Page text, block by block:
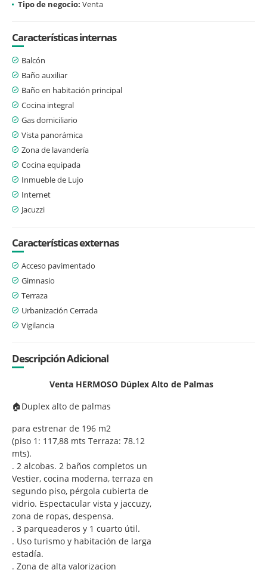
Tipo de negocio: Venta
Características internas
Balcón
Baño auxiliar
Baño en habitación principal
Cocina integral
Gas domiciliario
Vista panorámica
Zona de lavandería
Cocina equipada
Inmueble de Lujo
Internet
Jacuzzi
Características externas
Acceso pavimentado
Gimnasio
Terraza
Urbanización Cerrada
Vigilancia
Descripción Adicional
Venta HERMOSO Dúplex Alto de Palmas
🏠Duplex alto de palmas
para estrenar de 196 m2
(piso 1: 117,88 mts Terraza: 78.12
mts).
. 2 alcobas. 2 baños completos un
Vestier, cocina moderna, terraza en
segundo piso, pérgola cubierta de
vidrio. Espectacular vista y jaccuzy,
zona de ropas, despensa.
. 3 parqueaderos y 1 cuarto útil.
. Uso turismo y habitación de larga
estadía.
. Zona de alta valorizacion